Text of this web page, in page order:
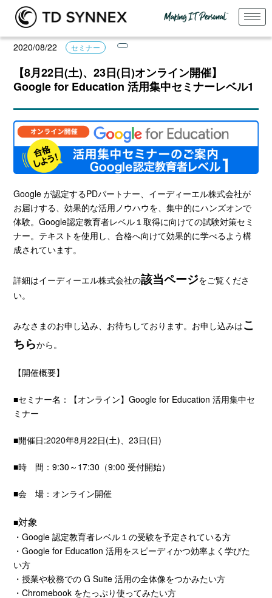
2020/08/22 セミナー
【8月22日(土)、23日(日)オンライン開催】
Google for Education 活用集中セミナーレベル1
Google が認定するPDパートナー、イーディーエル株式会社が
お届けする、効果的な活用ノウハウを、集中的にハンズオンで
体験。Google認定教育者レベル１取得に向けての試験対策セミ
ナー。テキストを使用し、合格へ向けて効果的に学べるよう構
成されています。
詳細はイーディーエル株式会社の該当ページをご覧くださ
い。
みなさまのお申し込み、お待ちしております。お申し込みはこ
ちらから。
【開催概要】
■セミナー名：【オンライン】Google for Education 活用集中セ
ミナー
■開催日:2020年8月22日(土)、23日(日)
■時 間：9:30～17:30（9:00 受付開始）
■会 場：オンライン開催
■対象
・Google 認定教育者レベル１の受験を予定されている方
・Google for Education 活用をスピーディかつ効率よく学びた
い方
・授業や校務での G Suite 活用の全体像をつかみたい方
・Chromebook をたっぷり使ってみたい方